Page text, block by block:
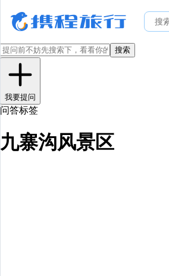
搜索
我要提问
问答标签
九寨沟风景区